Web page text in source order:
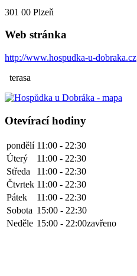
301 00 Plzeň
Web stránka
http://www.hospudka-u-dobraka.cz
terasa
Otevírací hodiny
pondělí 11:00 - 22:30
Úterý
11:00 - 22:30
Středa
11:00 - 22:30
Čtvrtek 11:00 - 22:30
Pátek
11:00 - 22:30
Sobota 15:00 - 22:30
Neděle 15:00 - 22:00zavřeno